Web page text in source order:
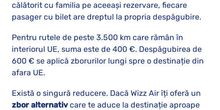
călătorit cu familia pe aceeași rezervare, fiecare
pasager cu bilet are dreptul la propria despăgubire.
Pentru rutele de peste 3.500 km care rămân în
interiorul UE, suma este de 400 €. Despăgubirea de
600 € se aplică zborurilor lungi spre o destinație din
afara UE.
Există o singură reducere. Dacă Wizz Air îți oferă un
zbor alternativcare te aduce la destinație aproape